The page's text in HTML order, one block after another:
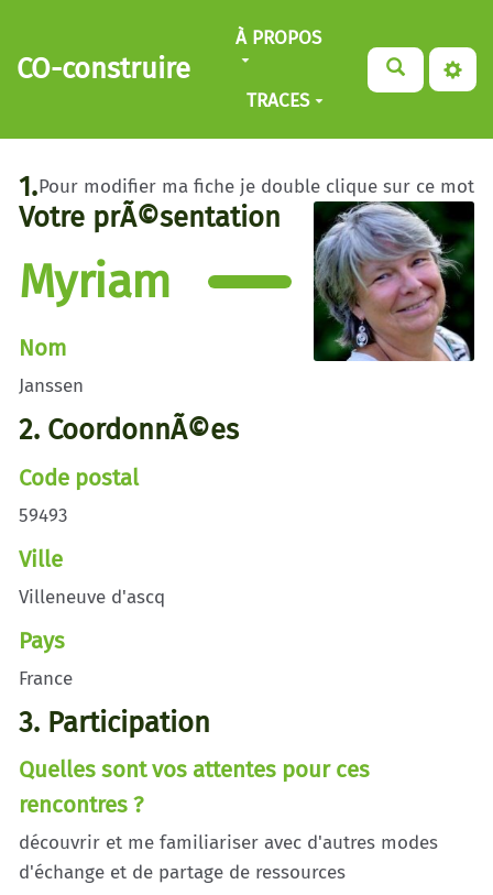
Aller au contenu principal
CO-construire
À PROPOS
TRACES
Pour modifier ma fiche je double clique sur ce mot
1.
Votre prÃ©sentation
Myriam
Nom
Janssen
2. CoordonnÃ©es
Code postal
59493
Ville
Villeneuve d'ascq
Pays
France
3. Participation
Quelles sont vos attentes pour ces
rencontres ?
découvrir et me familiariser avec d'autres modes
d'échange et de partage de ressources